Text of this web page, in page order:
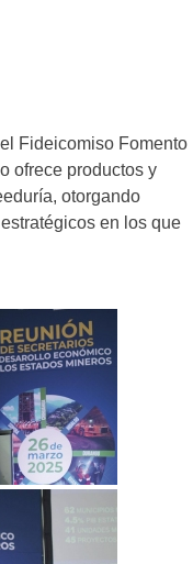
Fideicomiso Fomento
ofrece productos y
otorgando
en los que